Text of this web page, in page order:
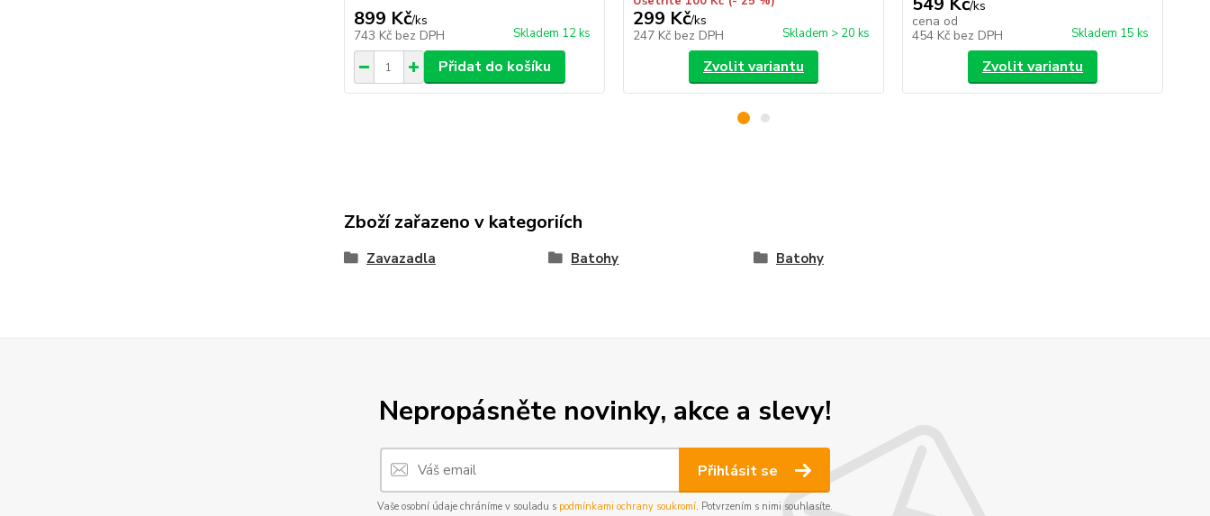
899 Kč/ks
743 Kč bez DPH Skladem 12 ks
Přidat do košíku
299 Kč/ks
247 Kč bez DPH Skladem > 20 ks
Zvolit variantu
/ks
cena od
454 Kč bez DPH Skladem 15 ks
Zvolit variantu
Zboží zařazeno v kategoriích
Zavazadla Batohy Batohy
Nepropásněte novinky, akce a slevy!
Přihlásit se
Vaše osobní údaje chráníme v souladu s podmínkami ochrany soukromí. Potvrzením s nimi souhlasíte.